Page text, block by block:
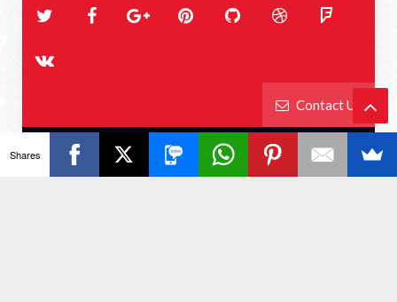
Contact Us
NEWS LIVE TODAY
Ba
ck
Shares